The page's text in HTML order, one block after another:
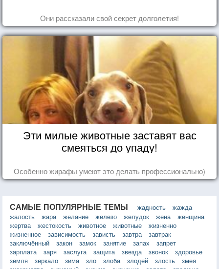
Они рассказали свой секрет долголетия!
Эти милые животные заставят вас
смеяться до упаду!
Особенно жирафы умеют это делать профессионально)
САМЫЕ ПОПУЛЯРНЫЕ ТЕМЫ жадность
жажда
жалость
жара желание железо желудок жена
женщина
жертва
жестокость животное животные
жизненно
жизненное
зависимость зависть завтра
завтрак
заключённый
закон замок занятие запах
запрет
зарплата
заря заслуга защита звезда звонок
здоровье
земля
зеркало зима зло злоба злодей злость
змея